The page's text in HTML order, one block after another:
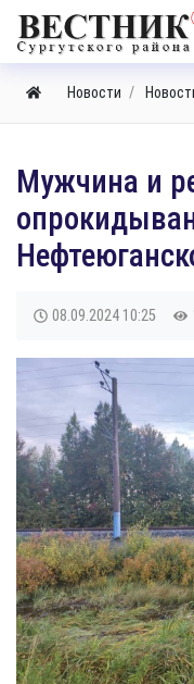
Новости
Мужчина и
08.09.2024 10:25